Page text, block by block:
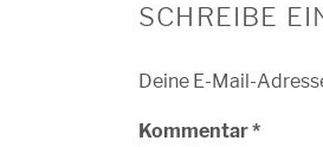
SCHREIBE
Deine E-Mail-
Kommentar*